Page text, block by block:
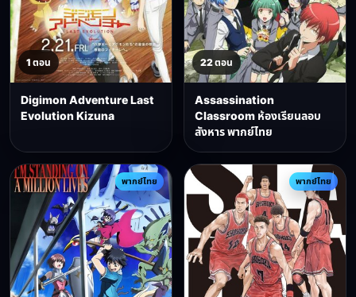
1 ตอน
Digimon Adventure Last
Evolution Kizuna
22 ตอน
Assassination
Classroom ห้องเรียนลอบ
สังหาร พากย์ไทย
พากย์ไทย พากย์ไทย